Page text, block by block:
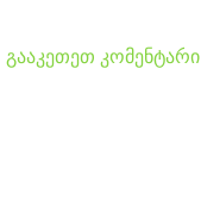
გააკეთეთ კომენტარი